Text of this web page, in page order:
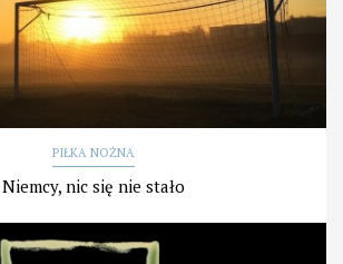
PIŁKA NOŻNA
Niemcy, nic się nie stało